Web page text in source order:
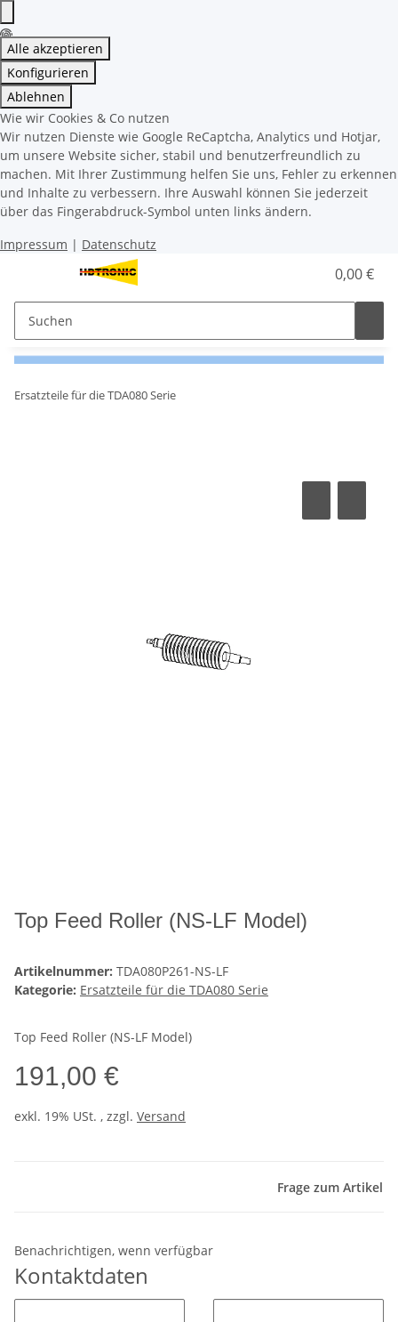
Alle akzeptieren
Konfigurieren
Ablehnen
Wie wir Cookies & Co nutzen
Wir nutzen Dienste wie Google ReCaptcha, Analytics und Hotjar,
um unsere Website sicher, stabil und benutzerfreundlich zu
machen. Mit Ihrer Zustimmung helfen Sie uns, Fehler zu erkennen
und Inhalte zu verbessern. Ihre Auswahl können Sie jederzeit
über das Fingerabdruck-Symbol unten links ändern.
Impressum | Datenschutz
0,00 €
Ersatzteile für die TDA080 Serie
Top Feed Roller (NS-LF Model)
Artikelnummer: TDA080P261-NS-LF
Kategorie: Ersatzteile für die TDA080 Serie
Top Feed Roller (NS-LF Model)
191,00 €
exkl. 19% USt. , zzgl. Versand
Frage zum Artikel
Benachrichtigen, wenn verfügbar
Kontaktdaten